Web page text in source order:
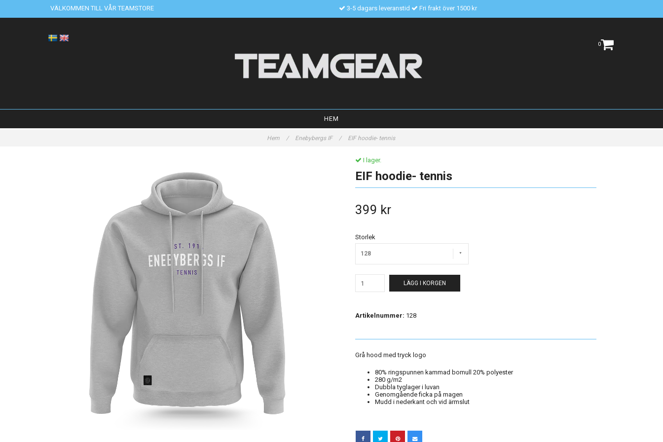
VÄLKOMMEN TILL VÅR TEAMSTORE 3-5 dagars leveranstid Fri frakt över 1500 kr
0
HEM
Hem / Enebybergs IF / EIF hoodie- tennis
I lager.
EIF hoodie- tennis
399 kr
Storlek
128
LÄGG I KORGEN
Artikelnummer: 128
Grå hood med tryck logo
80% ringspunnen kammad bomull 20% polyester
280 g/m2
Dubbla tyglager i luvan
Genomgående ficka på magen
Mudd i nederkant och vid ärmslut